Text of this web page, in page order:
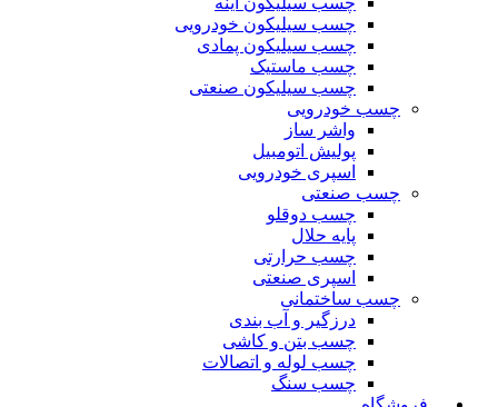
چسب سیلیکون خودرویی
چسب سیلیکون پمادی
چسب ماستیک
چسب سیلیکون صنعتی
چسب خودرویی
واشر ساز
پولیش اتومبیل
اسپری خودرویی
چسب صنعتی
چسب دوقلو
پایه حلال
چسب حرارتی
اسپری صنعتی
چسب ساختمانی
درزگیر و آب بندی
چسب بتن و کاشی
چسب لوله و اتصالات
چسب سنگ